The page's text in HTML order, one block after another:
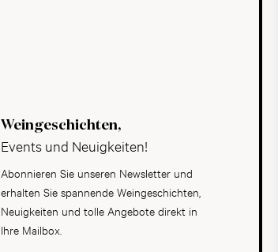
Weingeschichten,
Events und Neuigkeiten!
Abonnieren Sie unseren Newsletter und
erhalten Sie spannende Weingeschichten,
Neuigkeiten und tolle Angebote direkt in
Ihre Mailbox.